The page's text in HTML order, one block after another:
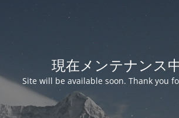
現在メンテナンス
Site will be available soon. Thank you